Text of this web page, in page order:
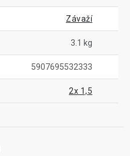
Závaží
3.1 kg
5907695532333
2x 1,5